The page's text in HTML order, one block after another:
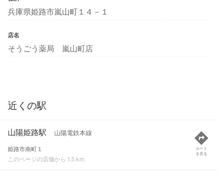
兵庫県姫路市嵐山町１４－１
店名
そうごう薬局 嵐山町店
近くの駅
山陽姫路駅 山陽電鉄本線
姫路市南町１
このページの店舗から 1.5 km
ルート
を見る